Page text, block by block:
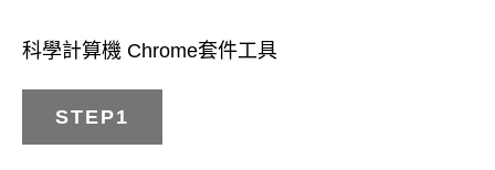
科學計算機 Chrome套件工具
STEP1